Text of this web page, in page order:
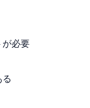
が必要